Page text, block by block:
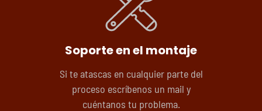
Soporte en el montaje
Si te atascas en cualquier parte del
proceso escríbenos un mail y
cuéntanos tu problema.